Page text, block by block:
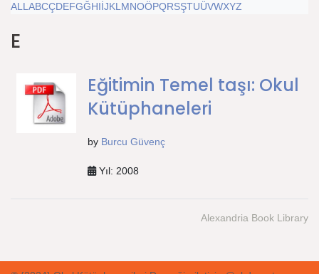
ALL ABCÇDEFGĞHIİJKL MNOÖPQRSŞTUÜVWXYZ
E
Eğitimin Temel taşı: Okul
Kütüphaneleri
by Burcu Güvenç
Yıl: 2008
Alexandria Book Library